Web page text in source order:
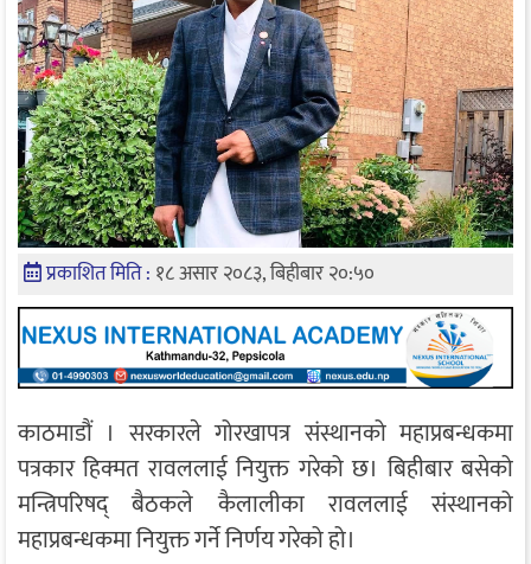
प्रकाशित मिति : १८ असार २०८३, बिहीबार २०:५०
काठमाडौं । सरकारले गोरखापत्र संस्थानको महाप्रबन्धकमा
पत्रकार हिक्मत रावललाई नियुक्त गरेको छ। बिहीबार बसेको
मन्त्रिपरिषद् बैठकले कैलालीका रावललाई संस्थानको
महाप्रबन्धकमा नियुक्त गर्ने निर्णय गरेको हो।